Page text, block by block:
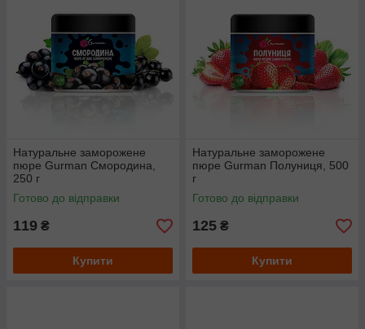
Натуральне заморожене
пюре Gurman Смородина,
250 г
Готово до відправки
119 ₴
Купити
Натуральне заморожене
пюре Gurman Полуниця, 500
г
Готово до відправки
125 ₴
Купити